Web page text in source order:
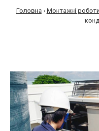
Головна › Монтажні роботи